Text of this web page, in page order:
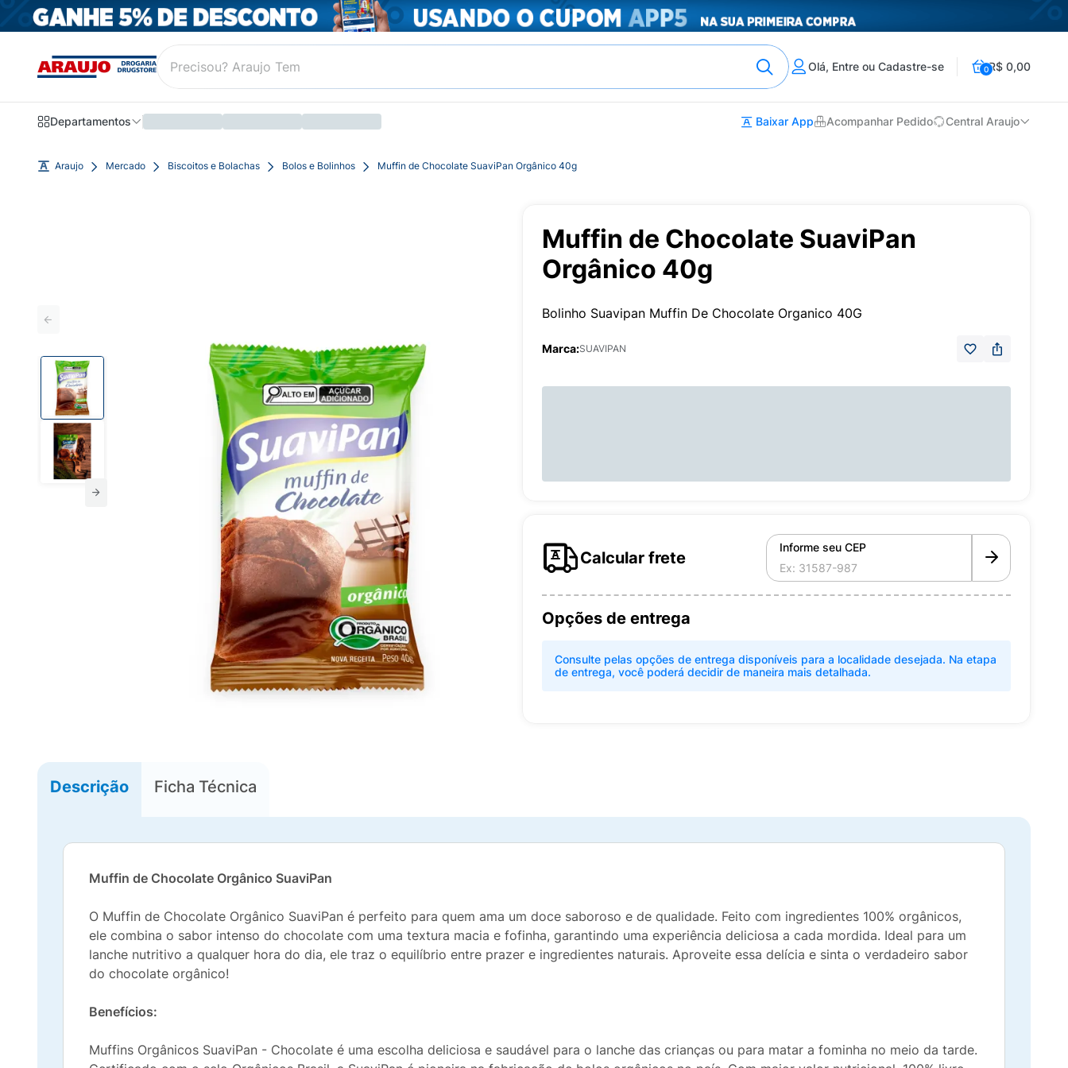
Olá, Entre ou Cadastre-se 0R$ 0,00
Departamentos Baixar App Acompanhar Pedido Central Araujo
Araujo Mercado Biscoitos e Bolachas Bolos e Bolinhos Muffin de Chocolate SuaviPan Orgânico 40g
Muffin de Chocolate SuaviPan
Orgânico 40g
Bolinho Suavipan Muffin De Chocolate Organico 40G
Marca:SUAVIPAN
Calcular frete
Informe seu CEP
Opções de entrega
Consulte pelas opções de entrega disponíveis para a localidade desejada. Na etapa
de entrega, você poderá decidir de maneira mais detalhada.
Descrição Ficha Técnica
Muffin de Chocolate Orgânico SuaviPan
O Muffin de Chocolate Orgânico SuaviPan é perfeito para quem ama um doce saboroso e de qualidade. Feito com ingredientes 100% orgânicos,
ele combina o sabor intenso do chocolate com uma textura macia e fofinha, garantindo uma experiência deliciosa a cada mordida. Ideal para um
lanche nutritivo a qualquer hora do dia, ele traz o equilíbrio entre prazer e ingredientes naturais. Aproveite essa delícia e sinta o verdadeiro sabor
do chocolate orgânico!
Benefícios:
Muffins Orgânicos SuaviPan - Chocolate é uma escolha deliciosa e saudável para o lanche das crianças ou para matar a fominha no meio da tarde.